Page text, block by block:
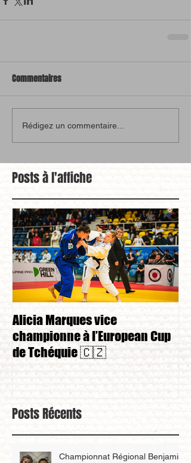
Commentaires
Rédigez un commentaire...
Posts à l'affiche
Alicia Marques vice
championne à l’European Cup
de Tchéquie 🇨🇿
Posts Récents
Championnat Régional Benjamin